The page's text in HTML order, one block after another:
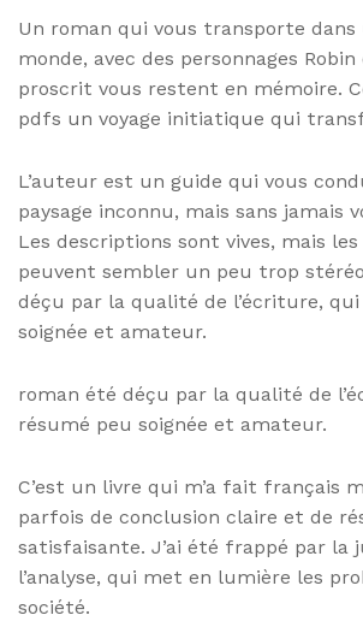
Un roman qui vous transporte
monde, avec des personnages Robin
proscrit vous restent en mémoire.
pdfs un voyage initiatique qui
L’auteur est un guide qui vous
paysage inconnu, mais sans jamais
Les descriptions sont vives, mais les
peuvent sembler un peu trop
déçu par la qualité de l’écriture, qui
soignée et amateur.
roman été déçu par la qualité de
résumé peu soignée et amateur.
C’est un livre qui m’a fait français
parfois de conclusion claire et de
satisfaisante. J’ai été frappé par la
l’analyse, qui met en lumière les
société.